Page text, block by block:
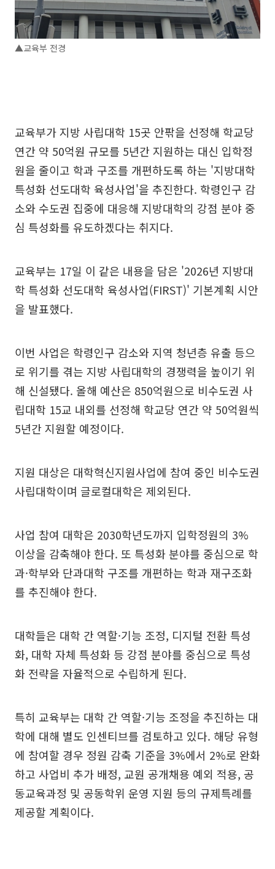
▲교육부 전경
교육부가 지방 사립대학 15곳 안팎을 선정해 학교당
연간 약 50억원 규모를 5년간 지원하는 대신 입학정
원을 줄이고 학과 구조를 개편하도록 하는 '지방대학
특성화 선도대학 육성사업'을 추진한다. 학령인구 감
소와 수도권 집중에 대응해 지방대학의 강점 분야 중
심 특성화를 유도하겠다는 취지다.
교육부는 17일 이 같은 내용을 담은 '2026년 지방대
학 특성화 선도대학 육성사업(FIRST)' 기본계획 시안
을 발표했다.
이번 사업은 학령인구 감소와 지역 청년층 유출 등으
로 위기를 겪는 지방 사립대학의 경쟁력을 높이기 위
해 신설됐다. 올해 예산은 850억원으로 비수도권 사
립대학 15교 내외를 선정해 학교당 연간 약 50억원씩
5년간 지원할 예정이다.
지원 대상은 대학혁신지원사업에 참여 중인 비수도권
사립대학이며 글로컬대학은 제외된다.
사업 참여 대학은 2030학년도까지 입학정원의 3%
이상을 감축해야 한다. 또 특성화 분야를 중심으로 학
과·학부와 단과대학 구조를 개편하는 학과 재구조화
를 추진해야 한다.
대학들은 대학 간 역할·기능 조정, 디지털 전환 특성
화, 대학 자체 특성화 등 강점 분야를 중심으로 특성
화 전략을 자율적으로 수립하게 된다.
특히 교육부는 대학 간 역할·기능 조정을 추진하는 대
학에 대해 별도 인센티브를 검토하고 있다. 해당 유형
에 참여할 경우 정원 감축 기준을 3%에서 2%로 완화
하고 사업비 추가 배정, 교원 공개채용 예외 적용, 공
동교육과정 및 공동학위 운영 지원 등의 규제특례를
제공할 계획이다.